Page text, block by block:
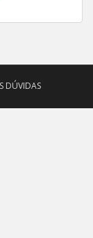
DÚVIDAS